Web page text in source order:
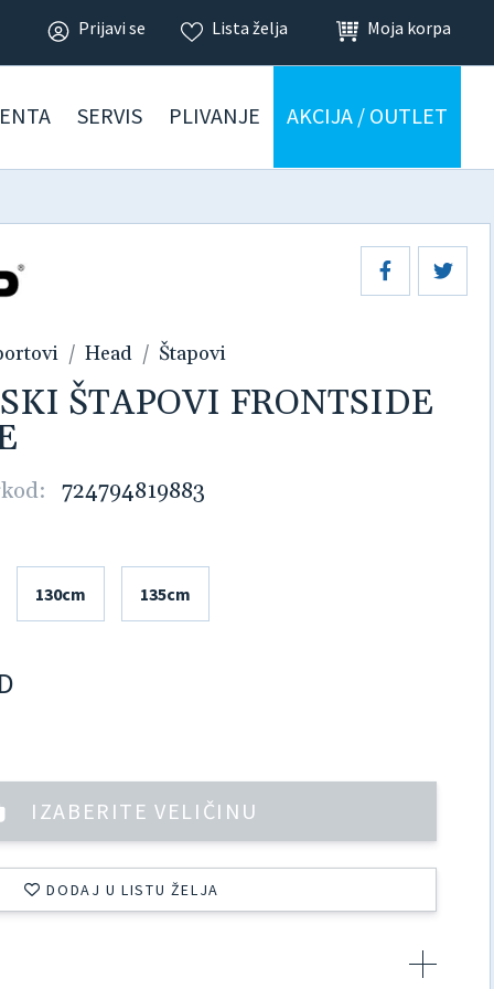
Prijavi se Lista želja Moja korpa
SERVIS PLIVANJE AKCIJA / OUTLET
Head Štapovi
ŠTAPOVI FRONTSIDE
724794819883
130cm 135cm
IZABERITE VELIČINU
DODAJ U LISTU ŽELJA